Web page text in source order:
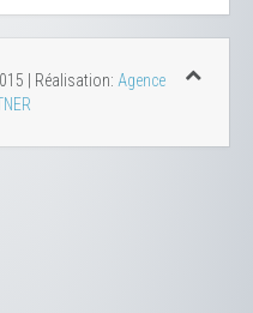
| Réalisation: Agence